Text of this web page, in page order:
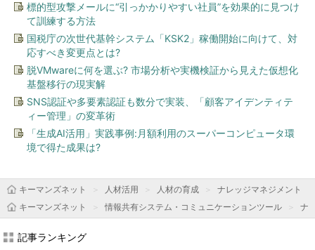
標的型攻撃メールに“引っかかりやすい社員”を効果的に見つけ
て訓練する方法
国税庁の次世代基幹システム「KSK2」稼働開始に向けて、対
応すべき変更点とは?
脱VMwareに何を選ぶ? 市場分析や実機検証から見えた仮想化
基盤移行の現実解
SNS認証や多要素認証も数分で実装、「顧客アイデンティテ
ィー管理」の変革術
「生成AI活用」実践事例:月額利用のスーパーコンピュータ環
境で得た成果は?
キーマンズネット 人材活用 人材の育成
ナレッジマネジメント
キーマンズネット
情報共有システム・コミュニケーションツール ナ
記事ランキング